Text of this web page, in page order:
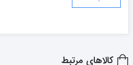
کالاهای مرتبط